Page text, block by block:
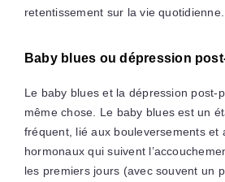
retentissement sur la vie quotidienne.
Baby blues ou dépression
Le baby blues et la dépression post-
même chose. Le baby blues est un
fréquent, lié aux bouleversements et
hormonaux qui suivent
les premiers jours (avec souvent un